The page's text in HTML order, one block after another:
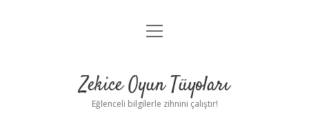
Anasayfa
Yasal Uyarı
menüyü
Zekice Oyun Tüyoları
Eğlenceli bilgilerle zihnini çalıştır!